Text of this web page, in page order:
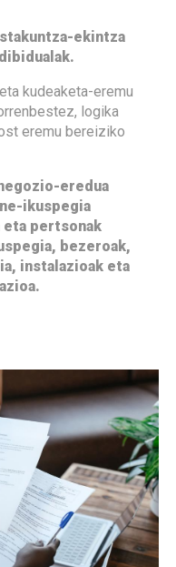
ekintza
kudeaketa-eremu
logika
eremu bereiziko
eredua
ikuspegia
eta pertsonak
bezeroak,
instalazioak eta